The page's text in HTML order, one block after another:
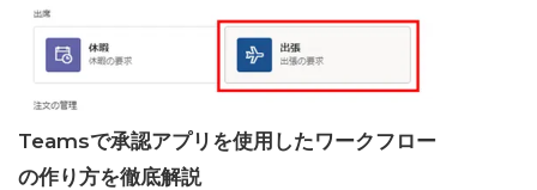
Teamsで承認アプリを使用したワークフロー
の作り方を徹底解説